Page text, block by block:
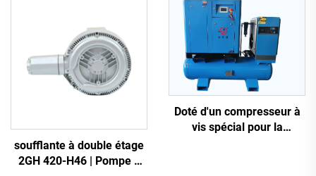
soufflante à double étage
2GH 420-H46 | Pompe à
Doté d'un compresseur à
vis spécial pour la